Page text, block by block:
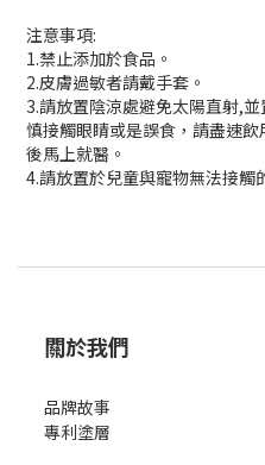
注意事項:
1.禁止添加於食品。
2.皮膚過敏者請戴手套。
3.請放置陰涼處避免太陽直射,
慎接觸眼睛或是誤食，請盡速
後馬上就醫。
4.請放置於兒童與寵物無法接觸
關於我們
品牌故事
專利塗層